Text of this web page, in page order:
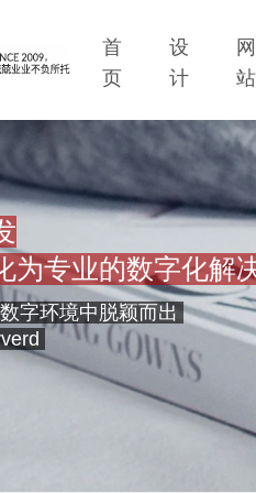
首
页
设
计
网
站
为专业的数字化解
字环境中脱颖而出